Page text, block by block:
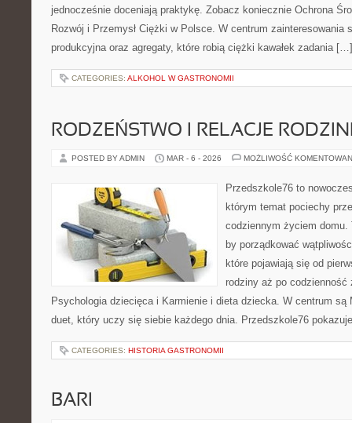
jednocześnie doceniają praktykę. Zobacz koniecznie Ochrona
Rozwój i Przemysł Ciężki w Polsce. W centrum zainteresowania
produkcyjna oraz agregaty, które robią ciężki kawałek zadania […]
CATEGORIES: ALKOHOL W GASTRONOMII
RODZEŃSTWO I RELACJE
POSTED BY ADMIN MAR - 6 - 2026 MOŻLIWOŚĆ
Przedszkole76 to
którym temat pociechy
codziennym życiem
by porządkować
które pojawiają się od
rodziny aż po
Psychologia dziecięca i Karmienie i dieta dziecka. W centrum
duet, który uczy się siebie każdego dnia. Przedszkole76
CATEGORIES: HISTORIA GASTRONOMII
BARI